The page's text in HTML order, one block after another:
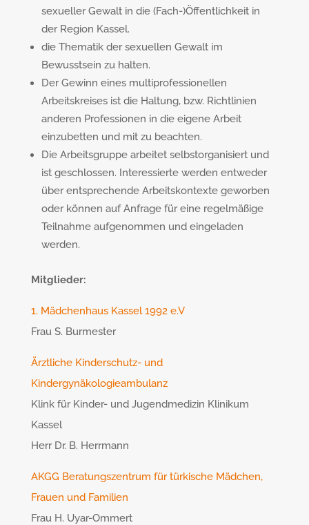
sexueller Gewalt in die (Fach-)Öffentlichkeit in
der Region Kassel.
die Thematik der sexuellen Gewalt im
Bewusstsein zu halten.
Der Gewinn eines multiprofessionellen
Arbeitskreises ist die Haltung, bzw. Richtlinien
anderen Professionen in die eigene Arbeit
einzubetten und mit zu beachten.
Die Arbeitsgruppe arbeitet selbstorganisiert und
ist geschlossen. Interessierte werden entweder
über entsprechende Arbeitskontexte geworben
oder können auf Anfrage für eine regelmäßige
Teilnahme aufgenommen und eingeladen
werden.
Mitglieder:
1. Mädchenhaus Kassel 1992 e.V
Frau S. Burmester
Ärztliche Kinderschutz- und
Kindergynäkologieambulanz
Klink für Kinder- und Jugendmedizin Klinikum
Kassel
Herr Dr. B. Herrmann
AKGG Beratungszentrum für türkische Mädchen,
Frauen und Familien
Frau H. Uyar-Ommert